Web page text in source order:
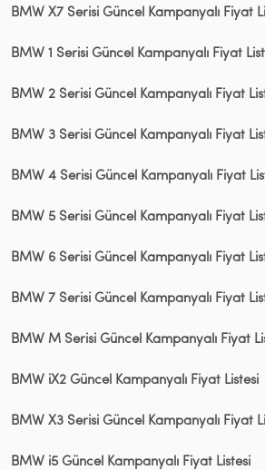
BMW X7 Serisi Güncel Kampanyalı Fiyat
BMW 1 Serisi Güncel Kampanyalı Fiyat
BMW 2 Serisi Güncel Kampanyalı Fiyat
BMW 3 Serisi Güncel Kampanyalı Fiyat
BMW 4 Serisi Güncel Kampanyalı Fiyat
BMW 5 Serisi Güncel Kampanyalı Fiyat
BMW 6 Serisi Güncel Kampanyalı Fiyat
BMW 7 Serisi Güncel Kampanyalı Fiyat
BMW M Serisi Güncel Kampanyalı Fiyat
BMW iX2 Güncel Kampanyalı Fiyat Listesi
BMW X3 Serisi Güncel Kampanyalı Fiyat
BMW i5 Güncel Kampanyalı Fiyat Listesi